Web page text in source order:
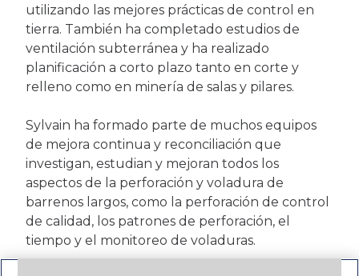
utilizando las mejores prácticas de control en
tierra. También ha completado estudios de
ventilación subterránea y ha realizado
planificación a corto plazo tanto en corte y
relleno como en minería de salas y pilares.
Sylvain ha formado parte de muchos equipos
de mejora continua y reconciliación que
investigan, estudian y mejoran todos los
aspectos de la perforación y voladura de
barrenos largos, como la perforación de control
de calidad, los patrones de perforación, el
tiempo y el monitoreo de voladuras.